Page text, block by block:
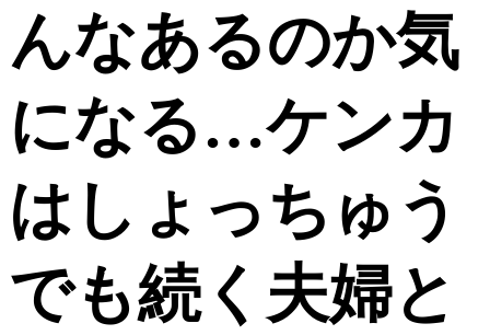
んなあるのか気
になる…ケンカ
はしょっちゅう
でも続く夫婦と